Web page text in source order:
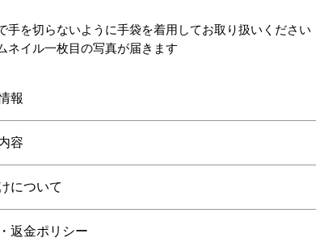
手を切らないように手袋を着用してお取り扱いください
ネイル一枚目の写真が届きます
報
ズ 約95mm×90mm×12mm
容
ナル箱
について
産品と同時注文の場合は納期の遅いものと一緒に発送します。
返金ポリシー